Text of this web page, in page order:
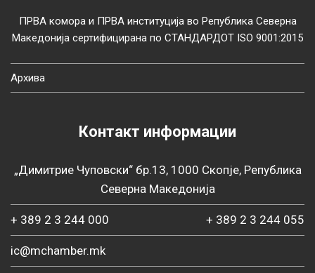
ПРВА комора и ПРВА институција во Република Северна
Македонија сертифицирана по СТАНДАРДОТ ISO 9001:2015
Архива
Контакт информации
„Димитрие Чуповски“ бр.13, 1000 Скопје, Република
Северна Македонија
+ 389 2 3 244 000 + 389 2 3 244 055
ic@mchamber.mk